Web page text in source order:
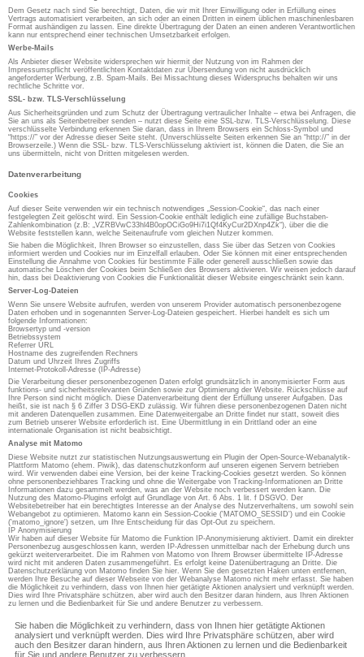
Dem Gesetz nach sind Sie berechtigt, Daten, die wir mit Ihrer Einwilligung oder in Erfüllung eines
Vertrags automatisiert verarbeiten, an sich oder an einen Dritten in einem üblichen maschinenlesbaren
Format aushändigen zu lassen. Eine direkte Übertragung der Daten an einen anderen Verantwortlichen
kann nur entsprechend einer technischen Umsetzbarkeit erfolgen.
Werbe-Mails
Als Anbieter dieser Website widersprechen wir hiermit der Nutzung von im Rahmen der
Impressumspflicht veröffentlichten Kontaktdaten zur Übersendung von nicht ausdrücklich
angeforderter Werbung, z.B. Spam-Mails. Bei Missachtung dieses Widerspruchs behalten wir uns
rechtliche Schritte vor.
SSL- bzw. TLS-Verschlüsselung
Aus Sicherheitsgründen und zum Schutz der Übertragung vertraulicher Inhalte – etwa bei Anfragen, die
Sie an uns als Seitenbetreiber senden – nutzt diese Seite eine SSL-bzw. TLS-Verschlüsselung. Diese
verschlüsselte Verbindung erkennen Sie daran, dass in Ihrem Browsers ein Schloss-Symbol und
“https://” vor der Adresse dieser Seite steht. (Unverschlüsselte Seiten erkennen Sie an “http://” in der
Browserzeile.) Wenn die SSL- bzw. TLS-Verschlüsselung aktiviert ist, können die Daten, die Sie an
uns übermitteln, nicht von Dritten mitgelesen werden.
Datenverarbeitung
Cookies
Auf dieser Seite verwenden wir ein technisch notwendiges „Session-Cookie“, das nach einer
festgelegten Zeit gelöscht wird. Ein Session-Cookie enthält lediglich eine zufällige Buchstaben-
Zahlenkombination (z.B: „VZRBVwC33hl4B0opOCiGo9Hi7i1Qf4KyCur2DXnp4Zk“), über die die
Website feststellen kann, welche Seitenaufrufe vom gleichen Nutzer kommen.
Sie haben die Möglichkeit, Ihren Browser so einzustellen, dass Sie über das Setzen von Cookies
informiert werden und Cookies nur im Einzelfall erlauben. Oder Sie können mit einer entsprechenden
Einstellung die Annahme von Cookies für bestimmte Fälle oder generell ausschließen sowie das
automatische Löschen der Cookies beim Schließen des Browsers aktivieren. Wir weisen jedoch darauf
hin, dass bei Deaktivierung von Cookies die Funktionalität dieser Website eingeschränkt sein kann.
Server-Log-Dateien
Wenn Sie unsere Website aufrufen, werden von unserem Provider automatisch personenbezogene
Daten erhoben und in sogenannten Server-Log-Dateien gespeichert. Hierbei handelt es sich um
folgende Informationen:
Browsertyp und -version
Betriebssystem
Referrer URL
Hostname des zugreifenden Rechners
Datum und Uhrzeit Ihres Zugriffs
Internet-Protokoll-Adresse (IP-Adresse)
Die Verarbeitung dieser personenbezogenen Daten erfolgt grundsätzlich in anonymisierter Form aus
funktions- und sicherheitsrelevanten Gründen sowie zur Optimierung der Website. Rückschlüsse auf
Ihre Person sind nicht möglich. Diese Datenverarbeitung dient der Erfüllung unserer Aufgaben. Das
heißt, sie ist nach § 6 Ziffer 3 DSG-EKD zulässig. Wir führen diese personenbezogenen Daten nicht
mit anderen Datenquellen zusammen. Eine Datenweitergabe an Dritte findet nur statt, soweit dies
zum Betrieb unserer Website erforderlich ist. Eine Übermittlung in ein Drittland oder an eine
internationale Organisation ist nicht beabsichtigt.
Analyse mit Matomo
Diese Website nutzt zur statistischen Nutzungsauswertung ein Plugin der Open-Source-Webanalytik-
Plattform Matomo (ehem. Piwik), das datenschutzkonform auf unseren eigenen Servern betrieben
wird. Wir verwenden dabei eine Version, bei der keine Tracking-Cookies gesetzt werden. So können
ohne personenbeziehbares Tracking und ohne die Weitergabe von Tracking-Informationen an Dritte
Informationen dazu gesammelt werden, was an der Website noch verbessert werden kann. Die
Nutzung des Matomo-Plugins erfolgt auf Grundlage von Art. 6 Abs. 1 lit. f DSGVO. Der
Websitebetreiber hat ein berechtigtes Interesse an der Analyse des Nutzerverhaltens, um sowohl sein
Webangebot zu optimieren. Matomo kann ein Session-Cookie ('MATOMO_SESSID') und ein Cookie
('matomo_ignore') setzen, um Ihre Entscheidung für das Opt-Out zu speichern.
IP Anonymisierung
Wir haben auf dieser Website für Matomo die Funktion IP-Anonymisierung aktiviert. Damit ein direkter
Personenbezug ausgeschlossen kann, werden IP-Adressen unmittelbar nach der Erhebung durch uns
gekürzt weiterverarbeitet. Die im Rahmen von Matomo von Ihrem Browser übermittelte IP-Adresse
wird nicht mit anderen Daten zusammengeführt. Es erfolgt keine Datenübertragung an Dritte. Die
Datenschutzerklärung von Matomo finden Sie hier. Wenn Sie den gesetzten Haken unten entfernen,
werden Ihre Besuche auf dieser Webseite von der Webanalyse Matomo nicht mehr erfasst. Sie haben
die Möglichkeit zu verhindern, dass von Ihnen hier getätigte Aktionen analysiert und verknüpft werden.
Dies wird Ihre Privatsphäre schützen, aber wird auch den Besitzer daran hindern, aus Ihren Aktionen
zu lernen und die Bedienbarkeit für Sie und andere Benutzer zu verbessern.